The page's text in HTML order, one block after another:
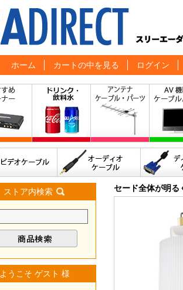
ホーム カートの中を見る ログイン
ストア内検索
ようこそ ゲスト 様
セード全体が明